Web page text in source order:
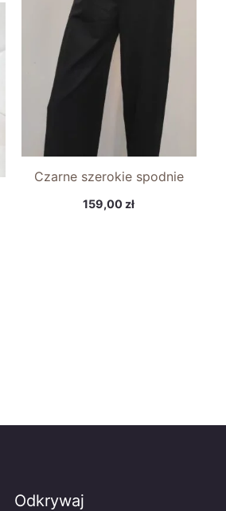
zł.
Czarne szerokie spodnie
159,00 zł
Odkrywaj